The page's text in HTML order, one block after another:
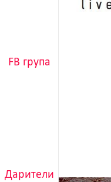
FB група
Дарители